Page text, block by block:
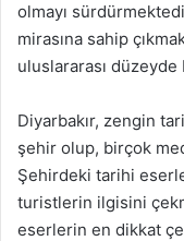
olmayı
mirasına sahip
uluslararası
Diyarbakır, zengin
şehir olup, birçok
Şehirdeki tarihi
turistlerin ilgisini
eserlerin en dikkat